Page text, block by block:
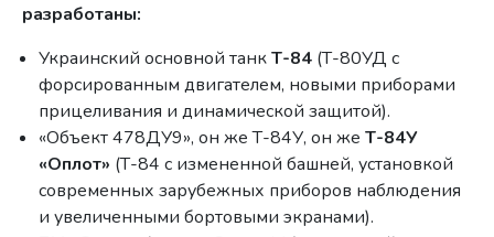
разработаны:
Украинский основной танкТ-84 (Т-80УД с
форсированным двигателем, новыми приборами
прицеливания и динамической защитой).
«Объект 478ДУ9», он же Т-84У, он жеТ-84У
«Оплот» (Т-84 с измененной башней, установкой
современных зарубежных приборов наблюдения
и увеличенными бортовыми экранами).